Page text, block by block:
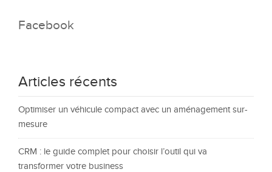
Facebook
Articles récents
Optimiser un véhicule compact avec un aménagement sur-
mesure
CRM : le guide complet pour choisir l’outil qui va
transformer votre business